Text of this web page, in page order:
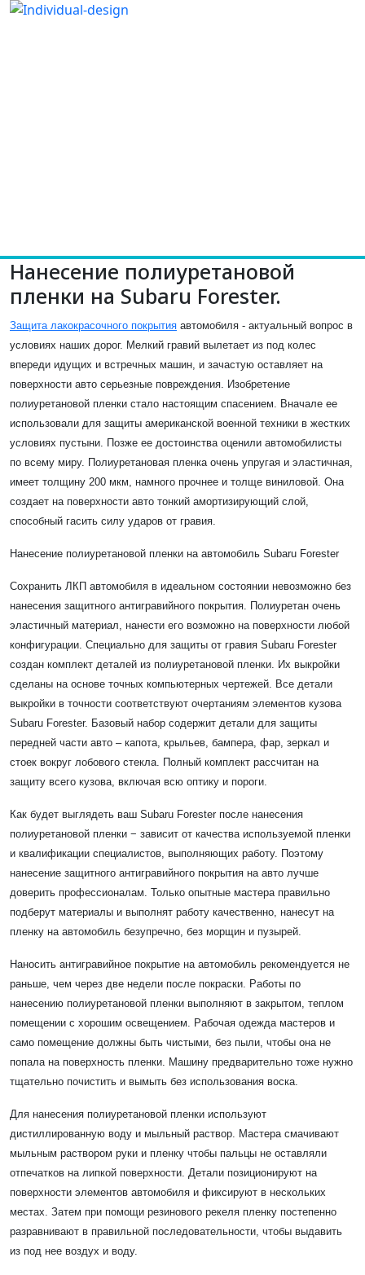
Нанесение полиуретановой
пленки на Subaru Forester.
Защита лакокрасочного покрытия автомобиля - актуальный вопрос в
условиях наших дорог. Мелкий гравий вылетает из под колес
впереди идущих и встречных машин, и зачастую оставляет на
поверхности авто серьезные повреждения. Изобретение
полиуретановой пленки стало настоящим спасением. Вначале ее
использовали для защиты американской военной техники в жестких
условиях пустыни. Позже ее достоинства оценили автомобилисты
по всему миру. Полиуретановая пленка очень упругая и эластичная,
имеет толщину 200 мкм, намного прочнее и толще виниловой. Она
создает на поверхности авто тонкий амортизирующий слой,
способный гасить силу ударов от гравия.
Нанесение полиуретановой пленки на автомобиль Subaru Forester
Сохранить ЛКП автомобиля в идеальном состоянии невозможно без
нанесения защитного антигравийного покрытия. Полиуретан очень
эластичный материал, нанести его возможно на поверхности любой
конфигурации. Специально для защиты от гравия Subaru Forester
создан комплект деталей из полиуретановой пленки. Их выкройки
сделаны на основе точных компьютерных чертежей. Все детали
выкройки в точности соответствуют очертаниям элементов кузова
Subaru Forester. Базовый набор содержит детали для защиты
передней части авто – капота, крыльев, бампера, фар, зеркал и
стоек вокруг лобового стекла. Полный комплект рассчитан на
защиту всего кузова, включая всю оптику и пороги.
Как будет выглядеть ваш Subaru Forester после нанесения
полиуретановой пленки − зависит от качества используемой пленки
и квалификации специалистов, выполняющих работу. Поэтому
нанесение защитного антигравийного покрытия на авто лучше
доверить профессионалам. Только опытные мастера правильно
подберут материалы и выполнят работу качественно, нанесут на
пленку на автомобиль безупречно, без морщин и пузырей.
Наносить антигравийное покрытие на автомобиль рекомендуется не
раньше, чем через две недели после покраски. Работы по
нанесению полиуретановой пленки выполняют в закрытом, теплом
помещении с хорошим освещением. Рабочая одежда мастеров и
само помещение должны быть чистыми, без пыли, чтобы она не
попала на поверхность пленки. Машину предварительно тоже нужно
тщательно почистить и вымыть без использования воска.
Для нанесения полиуретановой пленки используют
дистиллированную воду и мыльный раствор. Мастера смачивают
мыльным раствором руки и пленку чтобы пальцы не оставляли
отпечатков на липкой поверхности. Детали позиционируют на
поверхности элементов автомобиля и фиксируют в нескольких
местах. Затем при помощи резинового рекеля пленку постепенно
разравнивают в правильной последовательности, чтобы выдавить
из под нее воздух и воду.